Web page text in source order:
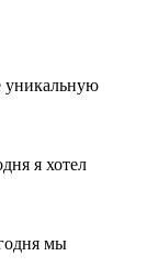
уникальную
я хотел
мы